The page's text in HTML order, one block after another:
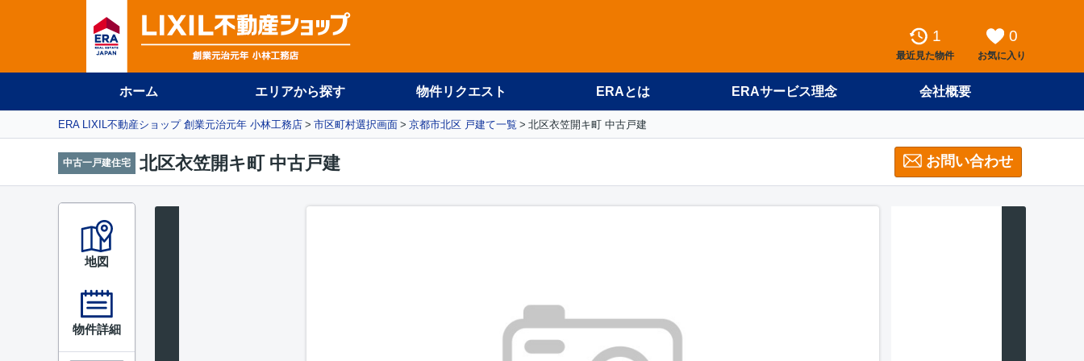
1
最近見た物件
0
お気に入り
ホーム エリアから探す 物件リクエスト ERAとは ERAサービス理念 会社概要
ERA LIXIL不動産ショップ 創業元治元年 小林工務店 市区町村選択画面 京都市北区 戸建て一覧 北区衣笠開キ町 中古戸建
中古一戸建住宅 北区衣笠開キ町 中古戸建 お問い合わせ
地図
物件詳細